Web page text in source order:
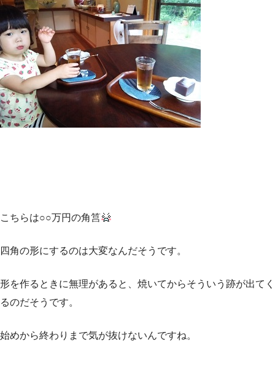
こちらは○○万円の角筥
四角の形にするのは大変なんだそうです。
形を作るときに無理があると、焼いてからそういう跡が出てく
るのだそうです。
始めから終わりまで気が抜けないんですね。